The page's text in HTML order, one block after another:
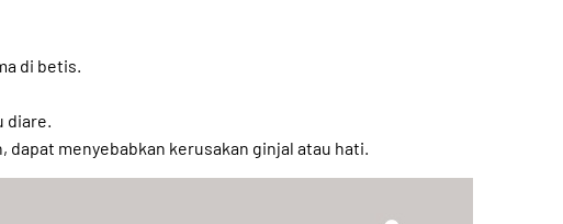
di betis.
diare.
dapat menyebabkan kerusakan ginjal atau hati.